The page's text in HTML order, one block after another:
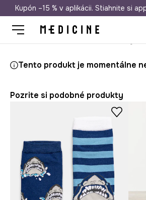
Doprava zadarmo od
Kupón –15 % v aplikácii. Stiahnite si
Tento produkt je momentálne
Pozrite si podobné produkty